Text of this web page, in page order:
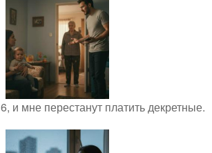
и мне перестанут платить декретные.